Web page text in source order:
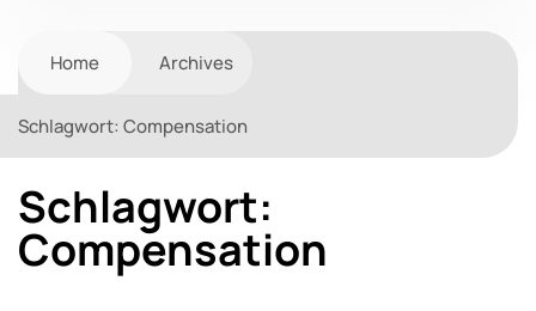
Home Archives
Schlagwort: Compensation
Schlagwort:
Compensation